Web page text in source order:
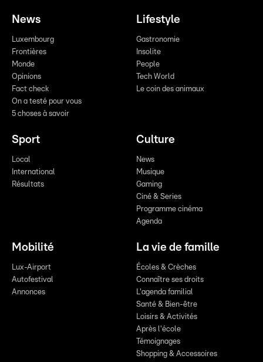
News
Luxembourg
Frontières
Monde
Opinions
Fact check
On a testé pour vous
5 choses à savoir
Lifestyle
Gastronomie
Insolite
People
Tech World
Le coin des animaux
Sport
Local
International
Résultats
Culture
News
Musique
Gaming
Ciné & Series
Programme cinéma
Agenda
Mobilité
Lux-Airport
Autofestival
Annonces
La vie de famille
Écoles & Crèches
Connaître ses droits
L'agenda familial
Santé & Bien-être
Loisirs & Activités
Après l'école
Témoignages
Shopping & Accessoires